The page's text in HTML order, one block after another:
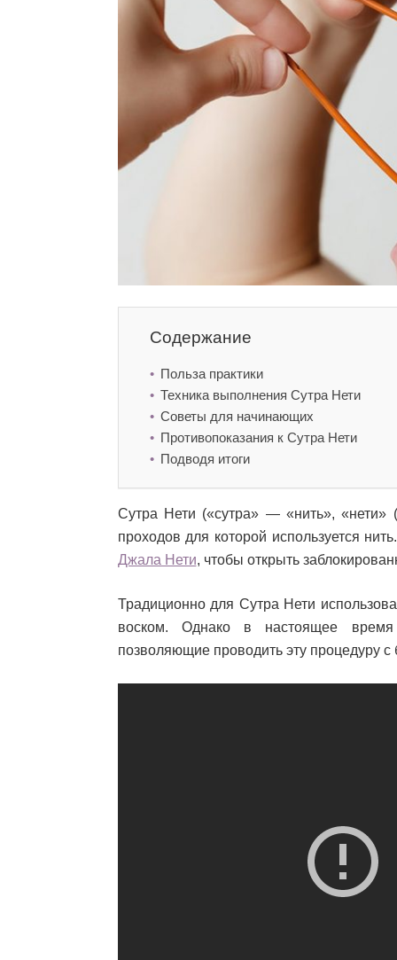
Содержание
Польза практики
Техника выполнения Сутра Нети
Советы для начинающих
Противопоказания к Сутра Нети
Подводя итоги
Сутра Нети («сутра» — «нить», «нети»
проходов для которой используется
Джала Нети, чтобы открыть
Традиционно для Сутра Нети
воском. Однако в настоящее время
позволяющие проводить эту процедуру